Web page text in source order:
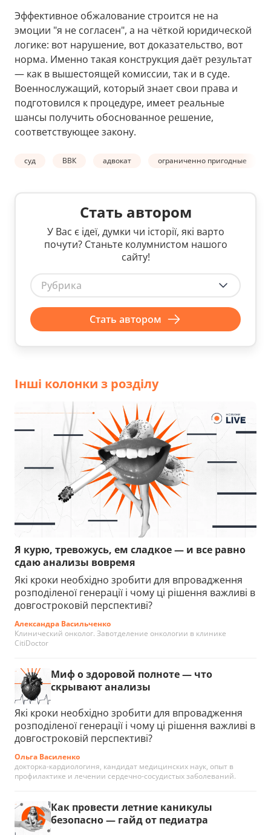
Эффективное обжалование строится не на
эмоции "я не согласен", а на чёткой юридической
логике: вот нарушение, вот доказательство, вот
норма. Именно такая конструкция даёт результат
— как в вышестоящей комиссии, так и в суде.
Военнослужащий, который знает свои права и
подготовился к процедуре, имеет реальные
шансы получить обоснованное решение,
соответствующее закону.
суд ВВК адвокат ограниченно пригодные
Стать автором
У Вас є ідеї, думки чи історії, які варто
почути? Станьте колумнистом нашого
сайту!
Рубрика
Стать автором
Інші колонки з розділу
Я курю, тревожусь, ем сладкое — и все равно
сдаю анализы вовремя
Які кроки необхідно зробити для впровадження
розподіленої генерації і чому ці рішення важливі в
довгостроковій перспективі?
Александра Васильченко
Клинический онколог. Завотделение онкологии в клинике
CitiDoctor
Миф о здоровой полноте — что
скрывают анализы
Які кроки необхідно зробити для впровадження
розподіленої генерації і чому ці рішення важливі в
довгостроковій перспективі?
Ольга Василенко
докторка-кардиологиня, кандидат медицинских наук, опыт в
профилактике и лечении сердечно-сосудистых заболеваний.
Как провести летние каникулы
безопасно — гайд от педиатра